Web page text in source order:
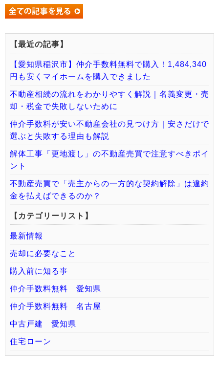
【最近の記事】
【愛知県稲沢市】仲介手数料無料で購入！1,484,340
円も安くマイホームを購入できました
不動産相続の流れをわかりやすく解説｜名義変更・売
却・税金で失敗しないために
仲介手数料が安い不動産会社の見つけ方｜安さだけで
選ぶと失敗する理由も解説
解体工事「更地渡し」の不動産売買で注意すべきポイ
ント
不動産売買で「売主からの一方的な契約解除」は違約
金を払えばできるのか？
【カテゴリーリスト】
最新情報
売却に必要なこと
購入前に知る事
仲介手数料無料 愛知県
仲介手数料無料 名古屋
中古戸建 愛知県
住宅ローン